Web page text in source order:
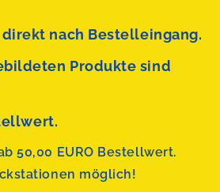
nach Bestelleingang.
Produkte sind
50,00 EURO Bestellwert.
möglich!